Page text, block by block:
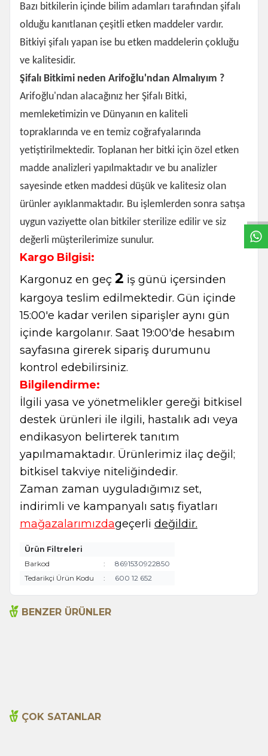
Bazı bitkilerin içinde bilim adamları tarafından şifalı
olduğu kanıtlanan çeşitli etken maddeler vardır.
Bitkiyi şifalı yapan ise bu etken maddelerin çokluğu
ve kalitesidir.
Şifalı Bitkimi neden Arifoğlu'ndan Almalıyım ?
Arifoğlu'ndan alacağınız her Şifalı Bitki,
memleketimizin ve Dünyanın en kaliteli
topraklarında ve en temiz coğrafyalarında
yetiştirilmektedir. Toplanan her bitki için özel etken
madde analizleri yapılmaktadır ve bu analizler
sayesinde etken maddesi düşük ve kalitesiz olan
ürünler ayıklanmaktadır. Bu işlemlerden sonra satışa
uygun vaziyette olan bitkiler sterilize edilir ve siz
değerli müşterilerimize sunulur.
Kargo Bilgisi:
Kargonuz en geç 2 iş günü içersinden
kargoya teslim edilmektedir. Gün içinde
15:00'e kadar verilen siparişler aynı gün
içinde kargolanır. Saat 19:00'de hesabım
sayfasına girerek sipariş durumunu
kontrol edebilirsiniz.
Bilgilendirme:
İlgili yasa ve yönetmelikler gereği bitkisel
destek ürünleri ile ilgili, hastalık adı veya
endikasyon belirterek tanıtım
yapılmamaktadır. Ürünlerimiz ilaç değil;
bitkisel takviye niteliğindedir.
Zaman zaman uyguladığımız set,
indirimli ve kampanyalı satış fiyatları
mağazalarımızdageçerli değildir.
Ürün Filtreleri
Barkod
:
8691530922850
Tedarikçi Ürün Kodu
: 600 12 652
BENZER ÜRÜNLER
ÇOK SATANLAR